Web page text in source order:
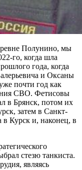
Полунино, мы
го, когда шла
года, когда
и Оксаны
почти год как
СВО. Фетисовы
в Брянск, потом их
затем в Санкт-
в Курск и, наконец, в
стезю танкиста.
являясь